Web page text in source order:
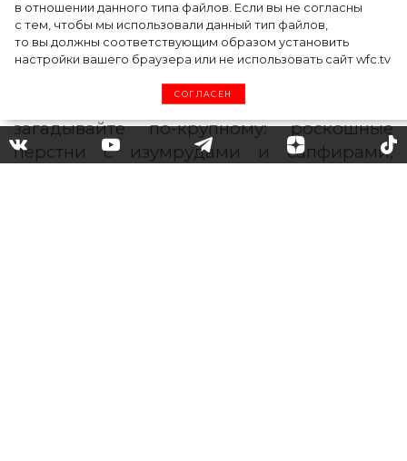
в отношении данного типа файлов. Если вы не согласны
с тем, чтобы мы использовали данный тип файлов,
то вы должны соответствующим образом установить
настройки вашего браузера или не использовать сайт wfc.tv
СОГЛАСЕН
Виш-лист: ювелирные